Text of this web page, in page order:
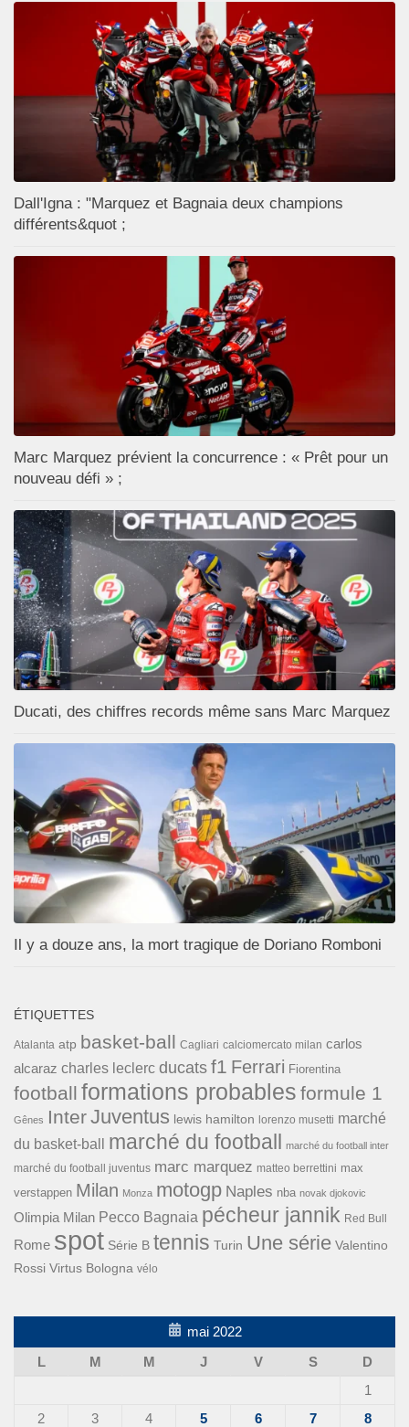
Dall'Igna : "Marquez et Bagnaia deux champions
différents&quot ;
Marc Marquez prévient la concurrence : « Prêt pour un
nouveau défi » ;
Ducati, des chiffres records même sans Marc Marquez
Il y a douze ans, la mort tragique de Doriano Romboni
ÉTIQUETTES
Atalanta atp basket-ball Cagliari calciomercato milan carlos
alcaraz charles leclerc ducats f1 Ferrari Fiorentina
football formations probables formule 1
Gênes InterJuventus lewis hamilton lorenzo musetti marché
du basket-ball
marché du football marché du football inter
marché du football juventus marc marquez matteo berrettini max
verstappen Milan Monza motogp Naples nba novak djokovic
Olimpia Milan Pecco Bagnaia pécheur jannik Red Bull
Rome spot Série B tennis Turin Une série Valentino
Rossi Virtus Bologna vélo
mai 2022
L
M M J V S
D
1
2
3 4 5 6 7 8